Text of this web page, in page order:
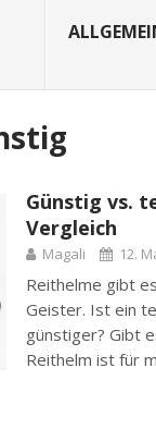
Günstig vs.
Vergleich
Magali 12.
Reithelme gibt
Geister. Ist ein
günstiger? Gibt
Reithelm ist für